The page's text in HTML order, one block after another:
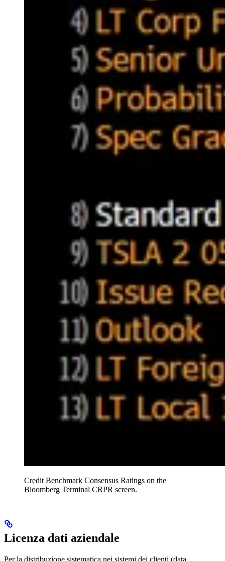
Credit Benchmark Consensus Ratings on the
Bloomberg Terminal CRPR screen.
Licenza dati aziendale
Per la distribuzione sistematica nei sistemi dei clienti (data